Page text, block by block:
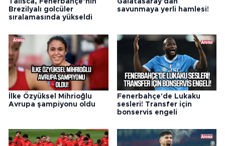
Talisca, Fenerbahçe’nin
Brezilyalı golcüler
sıralamasında yükseldi
Galatasaray'dan
savunmaya yerli hamlesi!
İlke Özyüksel Mihrioğlu
Avrupa şampiyonu oldu
Fenerbahçe'de Lukaku
sesleri! Transfer için
bonservis engeli